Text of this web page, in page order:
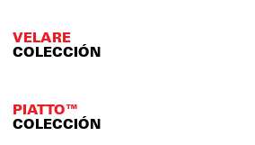
VELARE
COLECCIÓN
PIATTO™
COLECCIÓN